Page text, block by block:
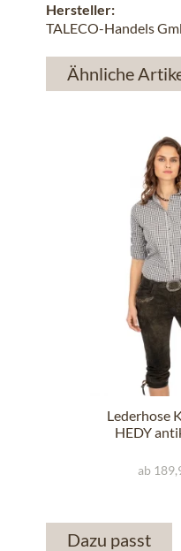
Hersteller:
TALECO-Handels
Ähnliche
Lederhose
HEDY
ab
Dazu passt